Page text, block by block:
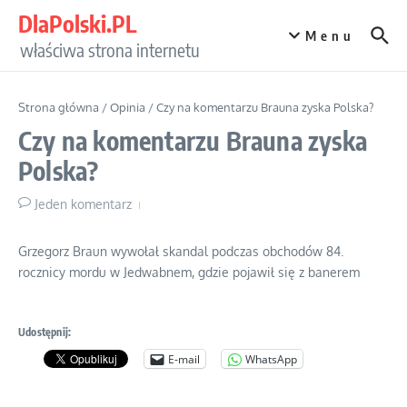
DlaPolski.PL
właściwa strona internetu
Menu
Strona główna /Opinia /Czy na komentarzu Brauna zyska Polska?
Czy na komentarzu Brauna zyska
Polska?
Jeden komentarz
Grzegorz Braun wywołał skandal podczas obchodów 84.
rocznicy mordu w Jedwabnem, gdzie pojawił się z banerem
Udostępnij:
E-mail WhatsApp